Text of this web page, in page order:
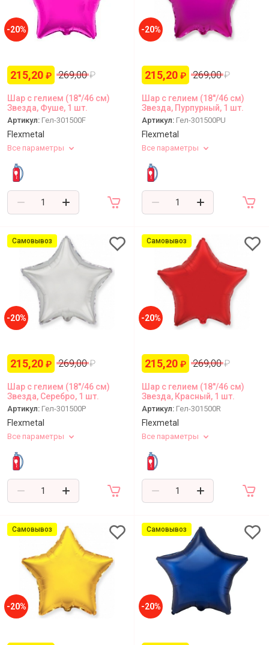
-20%
215,20 ₽ 269,00 ₽
Шар с гелием (18''/46 см)
Звезда, Фуше, 1 шт.
Артикул: Гел-301500F
Flexmetal
Все параметры
-20%
215,20 ₽ 269,00 ₽
Шар с гелием (18''/46 см)
Звезда, Пурпурный, 1 шт.
Артикул: Гел-301500PU
Flexmetal
Все параметры
Самовывоз
-20%
215,20 ₽ 269,00 ₽
Шар с гелием (18''/46 см)
Звезда, Серебро, 1 шт.
Артикул: Гел-301500P
Flexmetal
Все параметры
Самовывоз
-20%
215,20 ₽ 269,00 ₽
Шар с гелием (18''/46 см)
Звезда, Красный, 1 шт.
Артикул: Гел-301500R
Flexmetal
Все параметры
Самовывоз
-20%
Самовывоз
-20%